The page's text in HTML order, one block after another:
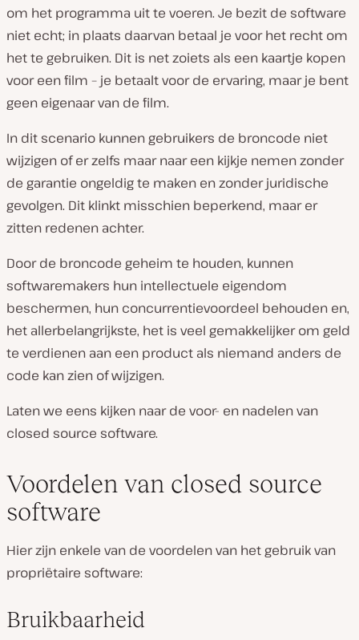
om het programma uit te voeren. Je bezit de software
niet echt; in plaats daarvan betaal je voor het recht om
het te gebruiken. Dit is net zoiets als een kaartje kopen
voor een film – je betaalt voor de ervaring, maar je bent
geen eigenaar van de film.
In dit scenario kunnen gebruikers de broncode niet
wijzigen of er zelfs maar naar een kijkje nemen zonder
de garantie ongeldig te maken en zonder juridische
gevolgen. Dit klinkt misschien beperkend, maar er
zitten redenen achter.
Door de broncode geheim te houden, kunnen
softwaremakers hun intellectuele eigendom
beschermen, hun concurrentievoordeel behouden en,
het allerbelangrijkste, het is veel gemakkelijker om geld
te verdienen aan een product als niemand anders de
code kan zien of wijzigen.
Laten we eens kijken naar de voor- en nadelen van
closed source software.
Voordelen van closed source
software
Hier zijn enkele van de voordelen van het gebruik van
propriëtaire software:
Bruikbaarheid